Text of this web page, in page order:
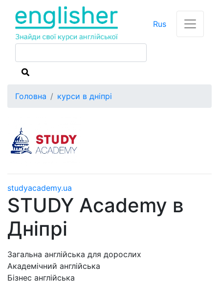
Rus
Головна курси в дніпрі
studyacademy.ua
STUDY Academy в
Дніпрі
Загальна англійська для дорослих
Академічний англійська
Бізнес англійська